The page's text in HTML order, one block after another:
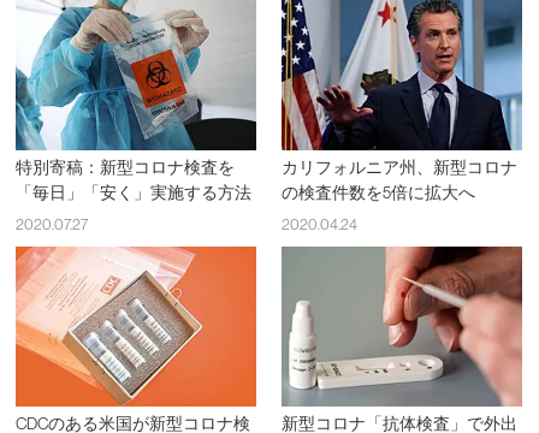
特別寄稿：新型コロナ検査を
「毎日」「安く」実施する方法
2020.07.27
カリフォルニア州、新型コロナ
の検査件数を5倍に拡大へ
2020.04.24
CDCのある米国が新型コロナ検
新型コロナ「抗体検査」で外出